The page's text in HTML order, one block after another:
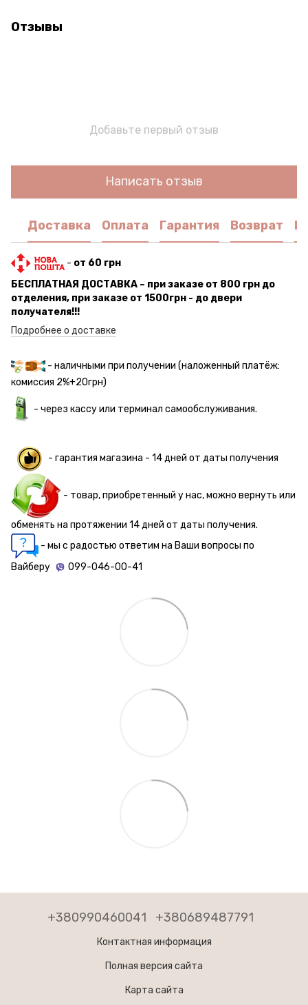
Отзывы
Добавьте первый отзыв
Написать отзыв
Доставка Оплата Гарантия Возврат
- от 60 грн
БЕСПЛАТНАЯ ДОСТАВКА – при заказе от 800 грн до
отделения, при заказе от 1500грн - до двери
получателя!!!
Подробнее о доставке
- наличными при получении (наложенный платёж:
комиссия 2%+20грн)
- через кассу или терминал самообслуживания.
- гарантия магазина - 14 дней от даты получения
- товар, приобретенный у нас, можно вернуть или
обменять на протяжении 14 дней от даты получения.
- мы с радостью ответим на Ваши вопросы по
Вайберу
099-046-00-41
+380990460041 +380689487791
Контактная информация
Полная версия сайта
Карта сайта